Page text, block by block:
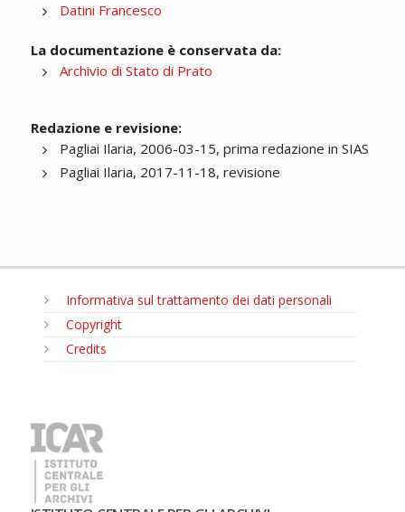
Datini Francesco
La documentazione è conservata da:
Archivio di Stato di Prato
Redazione e revisione:
Pagliai Ilaria, 2006-03-15, prima redazione in SIAS
Pagliai Ilaria, 2017-11-18, revisione
Informativa sul trattamento dei dati personali
Copyright
Credits